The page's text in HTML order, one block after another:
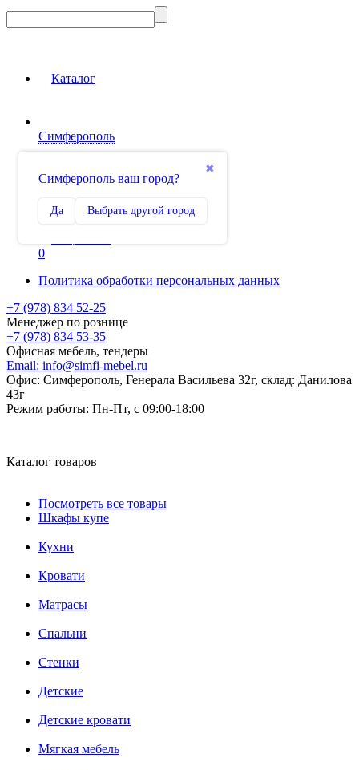
Каталог
Симферополь
✖
Симферополь ваш город?
Да Выбрать другой город
Сравнение
0
Политика обработки персональных данных
+7 (978) 834 52-25
Менеджер по рознице
+7 (978) 834 53-35
Офисная мебель, тендеры
Email: info@simfi-mebel.ru
Офис: Симферополь, Генерала Васильева 32г, склад: Данилова
43г
Режим работы: Пн-Пт, с 09:00-18:00
Каталог товаров
Посмотреть все товары
Шкафы купе
Кухни
Кровати
Матрасы
Cпальни
Стенки
Детские
Детские кровати
Мягкая мебель